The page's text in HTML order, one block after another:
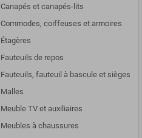
Canapés et canapés-lits
Commodes, coiffeuses et armoires
Étagères
Fauteuils de repos
Fauteuils, fauteuil à bascule et sièges
Malles
Meuble TV et auxiliaires
Meubles à chaussures